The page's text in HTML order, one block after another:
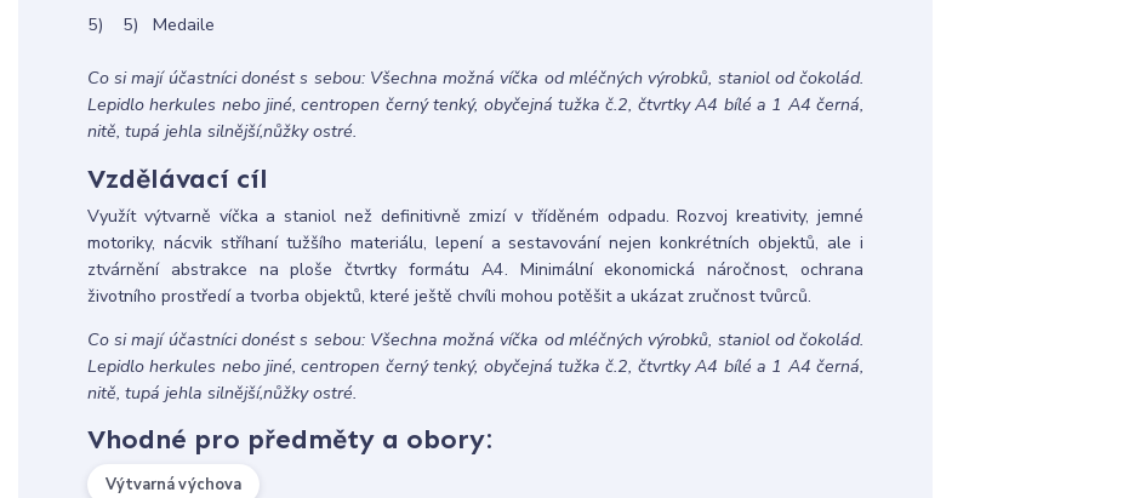
5) 5) Medaile
Co si mají účastníci donést s sebou: Všechna možná víčka od mléčných výrobků, staniol od čokolád.
Lepidlo herkules nebo jiné, centropen černý tenký, obyčejná tužka č.2, čtvrtky A4 bílé a 1 A4 černá,
nitě, tupá jehla silnější,nůžky ostré.
Vzdělávací cíl
Využít výtvarně víčka a staniol než definitivně zmizí v tříděném odpadu. Rozvoj kreativity, jemné
motoriky, nácvik stříhaní tužšího materiálu, lepení a sestavování nejen konkrétních objektů, ale i
ztvárnění abstrakce na ploše čtvrtky formátu A4. Minimální ekonomická náročnost, ochrana
životního prostředí a tvorba objektů, které ještě chvíli mohou potěšit a ukázat zručnost tvůrců.
Co si mají účastníci donést s sebou: Všechna možná víčka od mléčných výrobků, staniol od čokolád.
Lepidlo herkules nebo jiné, centropen černý tenký, obyčejná tužka č.2, čtvrtky A4 bílé a 1 A4 černá,
nitě, tupá jehla silnější,nůžky ostré.
Vhodné pro předměty a obory:
Výtvarná výchova